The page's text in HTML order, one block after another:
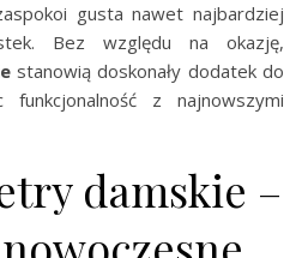
gusta nawet najbardziej
Bez względu na okazję,
stanowią doskonały dodatek do
funkcjonalność z najnowszymi
damskie –